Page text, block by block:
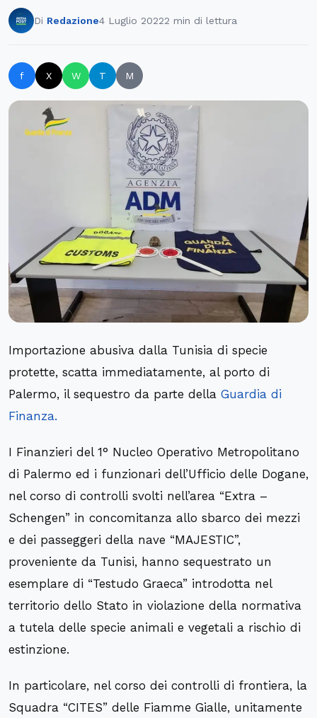
Di Redazione4 Luglio 20222 min di lettura
f X W T M
Importazione abusiva dalla Tunisia di specie
protette, scatta immediatamente, al porto di
Palermo, il sequestro da parte della Guardia di
Finanza.
I Finanzieri del 1° Nucleo Operativo Metropolitano
di Palermo ed i funzionari dell’Ufficio delle Dogane,
nel corso di controlli svolti nell’area “Extra –
Schengen” in concomitanza allo sbarco dei mezzi
e dei passeggeri della nave “MAJESTIC”,
proveniente da Tunisi, hanno sequestrato un
esemplare di “Testudo Graeca” introdotta nel
territorio dello Stato in violazione della normativa
a tutela delle specie animali e vegetali a rischio di
estinzione.
In particolare, nel corso dei controlli di frontiera, la
Squadra “CITES” delle Fiamme Gialle, unitamente